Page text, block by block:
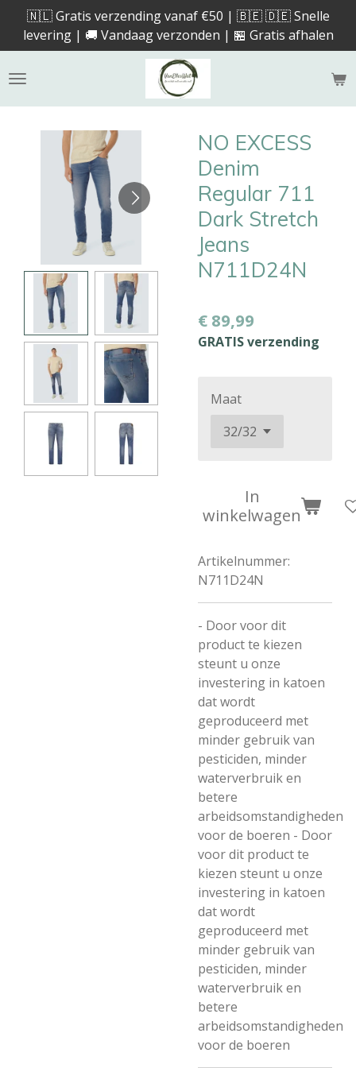
direct
naar
de
🇳🇱 Gratis verzending vanaf €50 | 🇧🇪 🇩🇪 Snelle
levering | 🚚 Vandaag verzonden | 🏪 Gratis afhalen
NO EXCESS
Denim
Regular 711
Dark Stretch
Jeans
N711D24N
€ 89,99
GRATIS verzending
Maat
In
winkelwagen
Artikelnummer:
N711D24N
- Door voor dit
product te kiezen
steunt u onze
investering in katoen
dat wordt
geproduceerd met
minder gebruik van
pesticiden, minder
waterverbruik en
betere
arbeidsomstandigheden
voor de boeren - Door
voor dit product te
kiezen steunt u onze
investering in katoen
dat wordt
geproduceerd met
minder gebruik van
pesticiden, minder
waterverbruik en
betere
arbeidsomstandigheden
voor de boeren